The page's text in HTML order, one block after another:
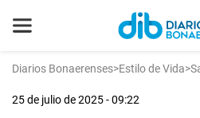
Diarios Bonaerenses>Estilo de Vida>
25 de julio de 2025 - 09:22